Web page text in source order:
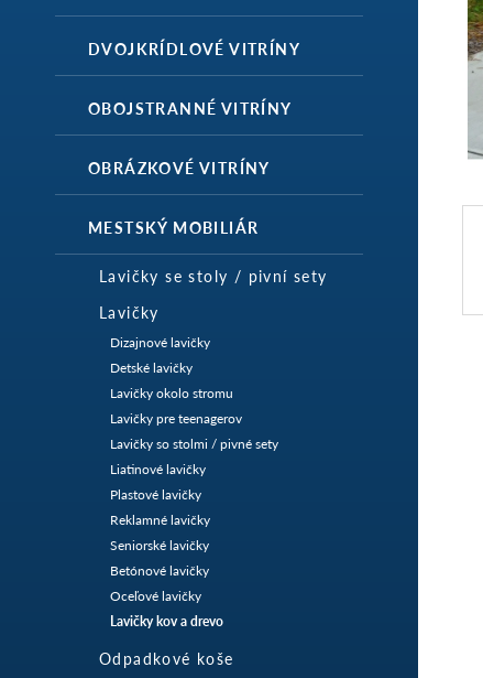
DVOJKRÍDLOVÉ VITRÍNY
OBOJSTRANNÉ VITRÍNY
OBRÁZKOVÉ VITRÍNY
MESTSKÝ MOBILIÁR
Lavičky se stoly / pivní sety
Lavičky
Dizajnové lavičky
Detské lavičky
Lavičky okolo stromu
Lavičky pre teenagerov
Lavičky so stolmi / pivné sety
Liatinové lavičky
Plastové lavičky
Reklamné lavičky
Seniorské lavičky
Betónové lavičky
Oceľové lavičky
Lavičky kov a drevo
Odpadkové koše